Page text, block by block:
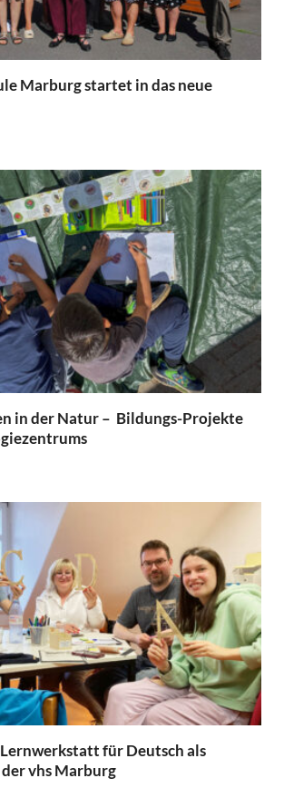
Marburg startet in das neue
in der Natur – Bildungs-Projekte
für Deutsch als
vhs Marburg